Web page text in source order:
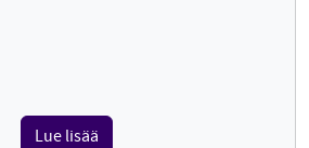
Lue lisää